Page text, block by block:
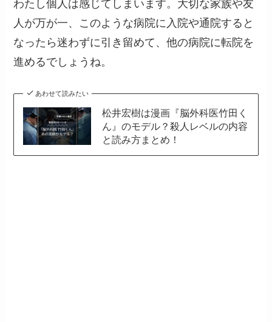
わたし個人は感じてしまいます。大切な家族や友
人が万が一、このような病院に入院や通院すると
なったら迷わずに引き留めて、他の病院に転院を
進めるでしょうね。
あわせて読みたい
松井宏樹は漫画『脳外科医竹田く
ん』のモデル？殺人レベルの内容
と読み方まとめ！